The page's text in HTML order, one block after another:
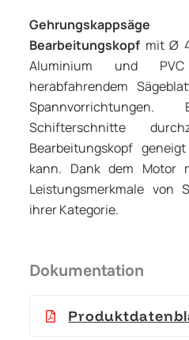
Bearbeitungskopf mit Ø
Aluminium und
herabfahrendem
Schifterschnitte
Bearbeitungskopf
kann. Dank dem Motor
Leistungsmerkmale von
ihrer Kategorie.
Dokumentation